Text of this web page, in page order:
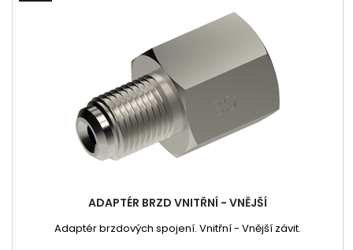
ADAPTÉR BRZD VNITŘNÍ - VNĚJŠÍ
Adaptér brzdových spojení. Vnitřní - Vnější závit.